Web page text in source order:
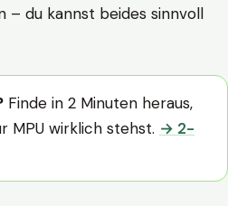
– du kannst beides sinnvoll
Finde in 2 Minuten heraus,
MPU wirklich stehst. → 2-